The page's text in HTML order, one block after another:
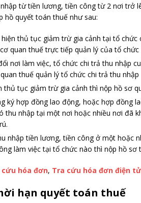
từ tiền lương, tiền công từ 2 nơi trở
hồ quyết toán thuế như sau:
thủ tục giảm trừ gia cảnh tại tổ
quan thuế trực tiếp quản lý của tổ
nơi làm việc, tổ chức chi trả thu nhập
thuế quản lý tổ chức chi trả thu nhập
thủ tục giảm trừ gia cảnh thì nộp hồ sơ
ký hợp đồng lao động, hoặc hợp đồng
thu nhập tại một nơi hoặc nhiều nơi đã
nhập tiền lương, tiền công ở một hoặc
làm việc tại tổ chức nào thì nộp hồ sơ
cứu hóa đơn, Tra cứu hóa đơn điện tử
hạn quyết toán thuế